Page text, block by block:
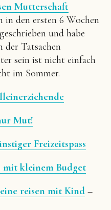
Mutterschaft
in den ersten 6 Wochen
und habe
der Tatsachen
sein ist nicht einfach
im Sommer.
Mut!
Freizeitspass
mit kleinem Budget
reisen mit Kind –